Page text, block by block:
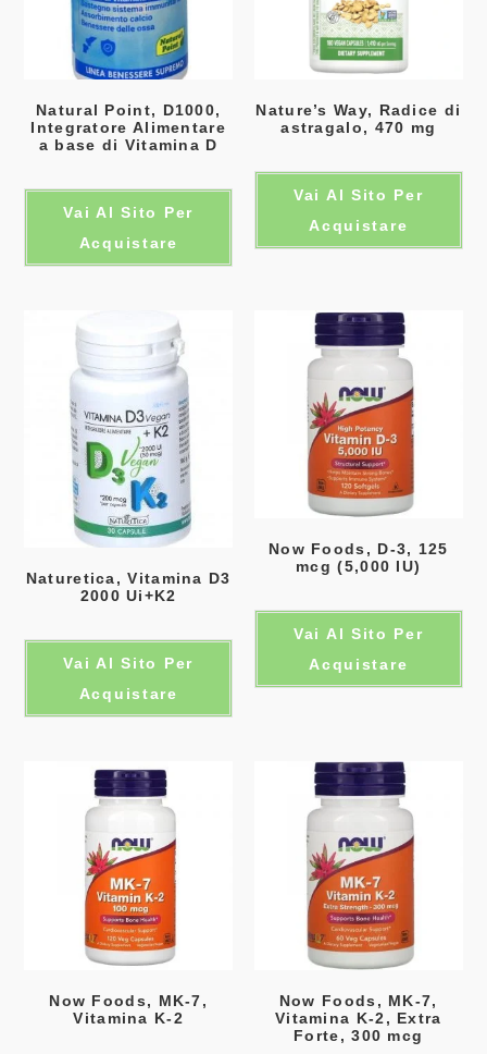
Natural Point, D1000,
Integratore Alimentare
a base di Vitamina D
Vai Al Sito Per
Acquistare
Nature’s Way, Radice di
astragalo, 470 mg
Vai Al Sito Per
Acquistare
Naturetica, Vitamina D3
2000 Ui+K2
Vai Al Sito Per
Acquistare
Now Foods, D-3, 125
mcg (5,000 IU)
Vai Al Sito Per
Acquistare
Now Foods, MK-7,
Vitamina K-2
Now Foods, MK-7,
Vitamina K-2, Extra
Forte, 300 mcg